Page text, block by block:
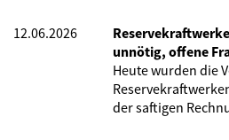
12.06.2026
unnötig, offene
Heute wurden die
der saftigen